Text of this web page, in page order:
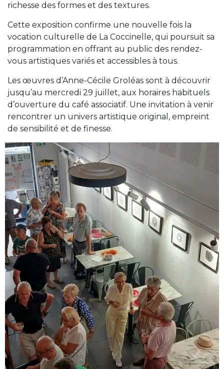
richesse des formes et des textures.
Cette exposition confirme une nouvelle fois la
vocation culturelle de La Coccinelle, qui poursuit sa
programmation en offrant au public des rendez-
vous artistiques variés et accessibles à tous.
Les œuvres d’Anne-Cécile Groléas sont à découvrir
jusqu’au mercredi 29 juillet, aux horaires habituels
d’ouverture du café associatif. Une invitation à venir
rencontrer un univers artistique original, empreint
de sensibilité et de finesse.